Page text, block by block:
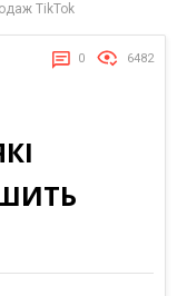
TikTok
0 6482